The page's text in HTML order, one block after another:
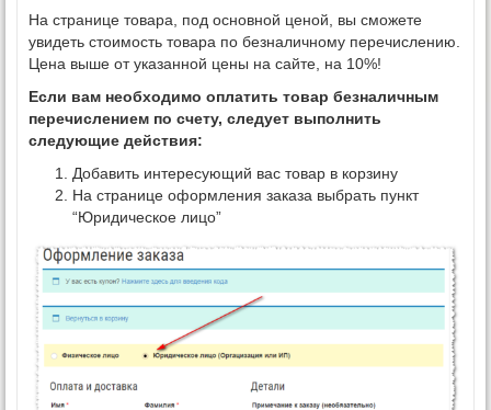
На странице товара, под основной ценой, вы сможете
увидеть стоимость товара по безналичному перечислению.
Цена выше от указанной цены на сайте, на 10%!
Если вам необходимо оплатить товар безналичным
перечислением по счету, следует выполнить
следующие действия:
Добавить интересующий вас товар в корзину
На странице оформления заказа выбрать пункт
“Юридическое лицо”